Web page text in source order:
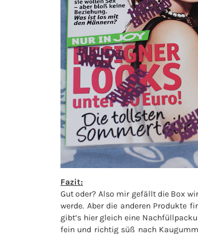
Fazit:
Gut oder? Also mir gefällt die Box
werde. Aber die anderen Produkte
gibt’s hier gleich eine
fein und richtig süß nach